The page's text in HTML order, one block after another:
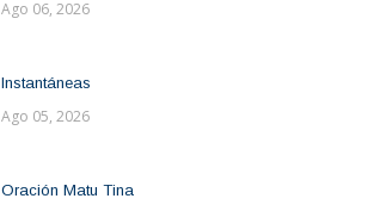
Ago 06, 2026
Instantáneas
Ago 05, 2026
Oración Matu Tina